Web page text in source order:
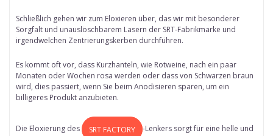
Schließlich gehen wir zum Eloxieren über, das wir mit besonderer
Sorgfalt und unauslöschbarem Lasern der SRT-Fabrikmarke und
irgendwelchen Zentrierungskerben durchführen.
Es kommt oft vor, dass Kurzhanteln, wie Rotweine, nach ein paar
Monaten oder Wochen rosa werden oder dass von Schwarzen braun
wird, dies passiert, wenn Sie beim Anodisieren sparen, um ein
billigeres Produkt anzubieten.
Die Eloxierung des SRT FACTORY
-Lenkers sorgt für eine helle und